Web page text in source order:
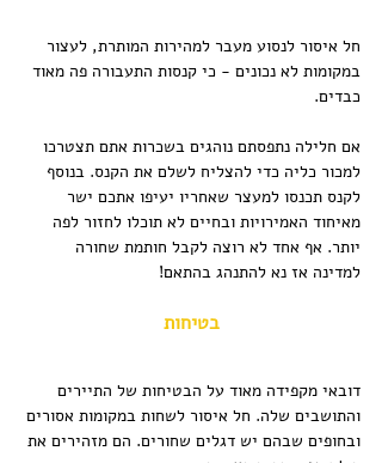
חל איסור לנסוע מעבר למהירות המותרת, לעצור
במקומות לא נכונים - כי קנסות התעבורה פה מאוד
כבדים.
אם חלילה נתפסתם נוהגים בשכרות אתם תצטרכו
למכור כליה כדי להצליח לשלם את הקנס. בנוסף
לקנס תכנסו למעצר שאחריו יעיפו אתכם ישר
מאיחוד האמירויות ובחיים לא תוכלו לחזור לפה
יותר. אף אחד לא רוצה לקבל חותמת שחורה
למדינה אז נא להתנהג בהתאם!
בטיחות
דובאי מקפידה מאוד על הבטיחות של התיירים
והתושבים שלה. חל איסור לשחות במקומות אסורים
ובחופים שבהם יש דגלים שחורים. הם מזהירים את